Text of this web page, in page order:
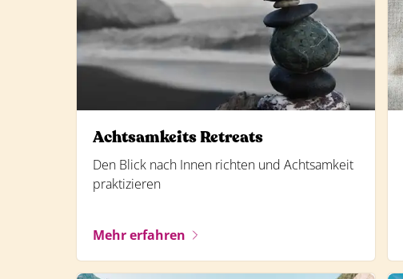
Achtsamkeits Retreats
Den Blick nach Innen richten und Achtsamkeit
praktizieren
Mehr erfahren